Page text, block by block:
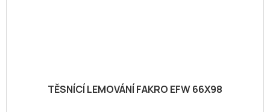
TĚSNÍCÍ LEMOVÁNÍ FAKRO EFW 66X98